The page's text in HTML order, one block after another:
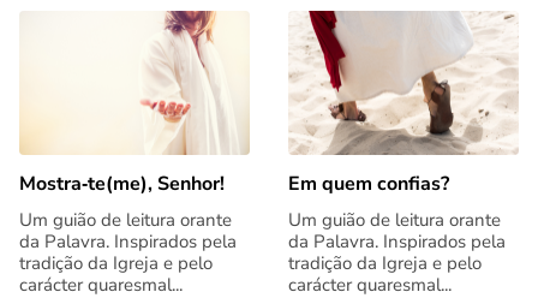
Mostra‑te(me), Senhor!
Um guião de leitura orante
da Palavra. Inspirados pela
tradição da Igreja e pelo
carácter quaresmal...
Em quem confias?
Um guião de leitura orante
da Palavra. Inspirados pela
tradição da Igreja e pelo
carácter quaresmal...